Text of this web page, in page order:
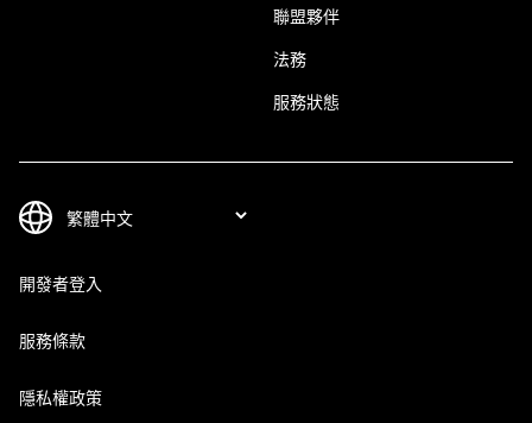
聯盟夥伴
法務
服務狀態
開發者登入
服務條款
隱私權政策